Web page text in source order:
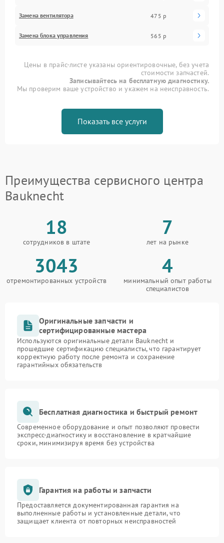
Замена вентилятора 475 р
Замена блока управления 565 р
Цены в прайс-листе указаны ориентировочные, без учета
стоимости запчастей.
Записывайтесь на бесплатную диагностику.
Мы проверим ваше устройство и укажем на неисправность.
Показать все услуги
Преимущества сервисного центра
Bauknecht
18
сотрудников в штате
7
лет на рынке
3043
отремонтированных устройств
4
минимальный опыт работы
специалистов
Оригинальные запчасти и
сертифицированные мастера
Используются оригинальные детали Bauknecht и
прошедшие сертификацию специалисты, что гарантирует
корректную работу после ремонта и сохранение
гарантийных обязательств
Бесплатная диагностика и быстрый ремонт
Современное оборудование и опыт позволяют провести
экспресс-диагностику и восстановление в кратчайшие
сроки, минимизируя время без устройства
Гарантия на работы и запчасти
Предоставляется документированная гарантия на
выполненные работы и установленные детали, что
защищает клиента от повторных неисправностей